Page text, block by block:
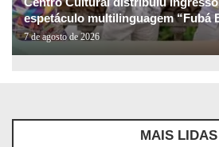
espetáculo multilinguagem “Fubá
7 de agosto de 2026
MAIS LIDAS